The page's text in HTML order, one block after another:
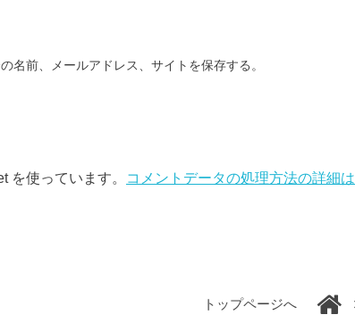
名前、メールアドレス、サイトを保存する。
を使っています。 コメントデータの処理方法の詳細は
トップページへ